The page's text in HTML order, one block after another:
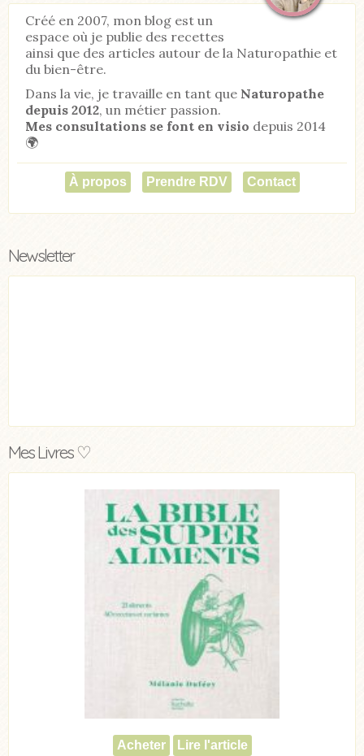
Créé en 2007, mon blog est un
espace où je publie des recettes
ainsi que des articles autour de la Naturopathie et
du bien-être.
Dans la vie, je travaille en tant que Naturopathe
depuis 2012, un métier passion.
Mes consultations se font en visio depuis 2014
🌍
À propos Prendre RDV Contact
Newsletter
Mes Livres ♡
Acheter Lire l'article